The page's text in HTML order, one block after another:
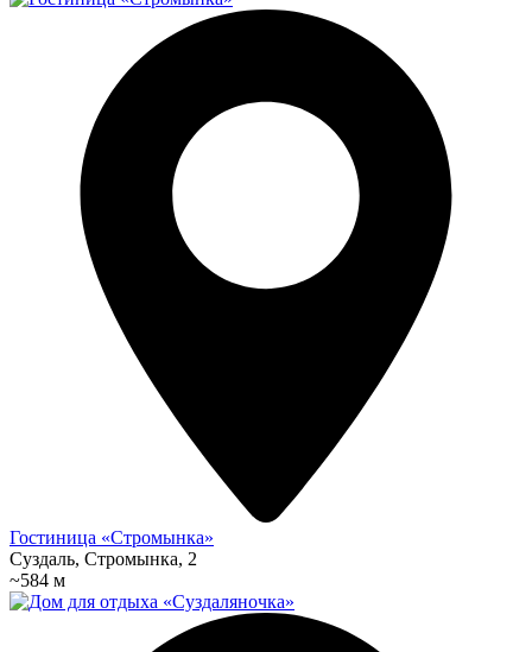
Гостиница «Стромынка»
Суздаль, Стромынка, 2
~584 м